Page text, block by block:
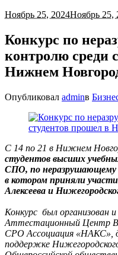
Ноябрь 25, 2024Ноябрь 25,
Конкурс по
контролю среди
Нижнем
Опубликовал adminв
С 14 по 21 в Нижнем
студентов высших
СПО, по неразрушающему
в котором приняли
Алексеева и
Конкурс был организован
Аттестационный Центр
СРО Ассоциация «НАКС»,
поддержке